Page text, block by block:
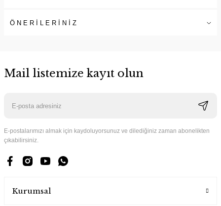
ÖNERİLERİNİZ
Mail listemize kayıt olun
E-postalarımızı almak için kaydoluyorsunuz ve dilediğiniz zaman abonelikten
çıkabilirsiniz.
Kurumsal